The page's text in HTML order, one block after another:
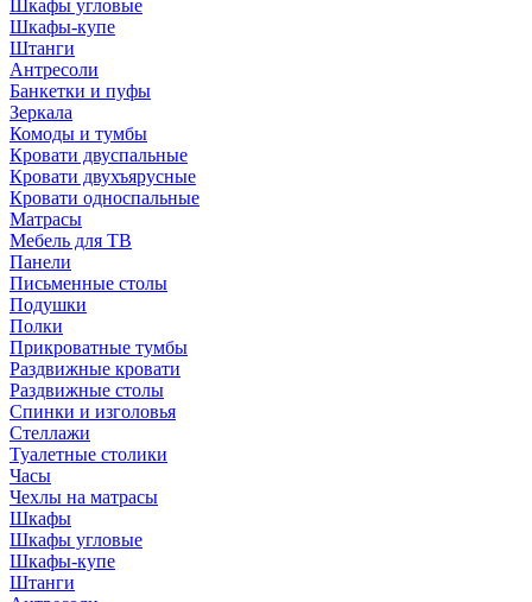
Шкафы угловые
Шкафы-купе
Штанги
Антресоли
Банкетки и пуфы
Зеркала
Комоды и тумбы
Кровати двуспальные
Кровати двухъярусные
Кровати односпальные
Матрасы
Мебель для ТВ
Панели
Письменные столы
Подушки
Полки
Прикроватные тумбы
Раздвижные кровати
Раздвижные столы
Спинки и изголовья
Стеллажи
Туалетные столики
Часы
Чехлы на матрасы
Шкафы
Шкафы угловые
Шкафы-купе
Штанги